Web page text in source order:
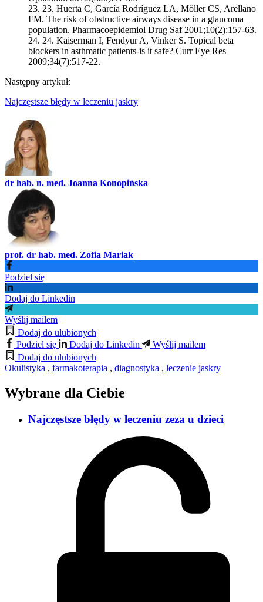
23. Huerta C, García Rodríguez LA, Möller CS, Arellano
FM. The risk of obstructive airways disease in a glaucoma
population. Pharmacoepidemiol Drug Saf 2001;10(2):157-63.
24. Kaiserman I, Fendyur A, Vinker S. Topical beta
blockers in asthmatic patients-is it safe? Curr Eye Res
2009;34(7):517-22.
Następny artykuł:
Najczęstsze błędy w leczeniu jaskry
dr hab. n. med. Joanna Konopińska
prof. dr hab. med. Zofia Mariak
Podziel się
Dodaj do Linkedin
Wyślij mailem
Dodaj do ulubionych
Podziel się
Dodaj do Linkedin
Wyślij mailem
Dodaj do ulubionych
Okulistyka , farmakoterapia , diagnostyka , leczenie jaskry
Wybrane dla Ciebie
Najczęstsze błędy w leczeniu zeza u dzieci